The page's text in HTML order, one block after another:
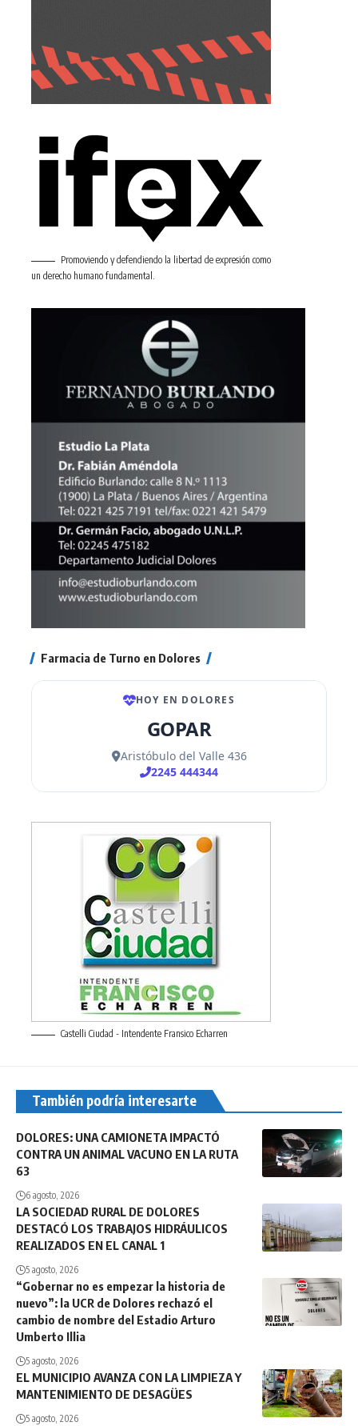
Promoviendo y defendiendo la libertad de expresión como
un derecho humano fundamental.
Farmacia de Turno en Dolores
Castelli Ciudad - Intendente Fransico Echarren
También podría interesarte
DOLORES: UNA CAMIONETA IMPACTÓ
CONTRA UN ANIMAL VACUNO EN LA RUTA
63
6 agosto, 2026
LA SOCIEDAD RURAL DE DOLORES
DESTACÓ LOS TRABAJOS HIDRÁULICOS
REALIZADOS EN EL CANAL 1
5 agosto, 2026
“Gobernar no es empezar la historia de
nuevo”: la UCR de Dolores rechazó el
cambio de nombre del Estadio Arturo
Umberto Illia
5 agosto, 2026
EL MUNICIPIO AVANZA CON LA LIMPIEZA Y
MANTENIMIENTO DE DESAGÜES
5 agosto, 2026